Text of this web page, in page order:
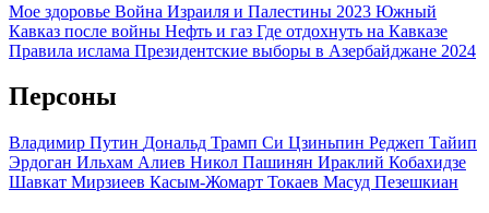
Мое здоровье Война Израиля и Палестины 2023 Южный
Кавказ после войны Нефть и газ Где отдохнуть на Кавказе
Правила ислама Президентские выборы в Азербайджане 2024
Персоны
Владимир Путин Дональд Трамп Си Цзиньпин Реджеп Тайип
Эрдоган Ильхам Алиев Никол Пашинян Ираклий Кобахидзе
Шавкат Мирзиеев Касым-Жомарт Токаев Масуд Пезешкиан